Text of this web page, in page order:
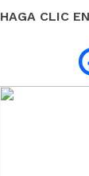
HAGA CLIC